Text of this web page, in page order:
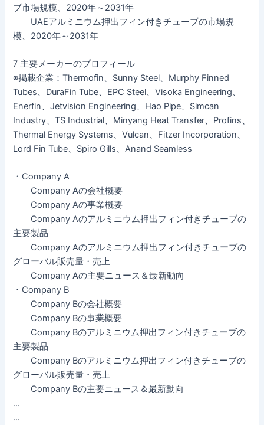
ブ市場規模、2020年～2031年
UAEアルミニウム押出フィン付きチューブの市場規
模、2020年～2031年
7 主要メーカーのプロフィール
※掲載企業：Thermofin、Sunny Steel、Murphy Finned
Tubes、DuraFin Tube、EPC Steel、Visoka Engineering、
Enerfin、Jetvision Engineering、Hao Pipe、Simcan
Industry、TS Industrial、Minyang Heat Transfer、Profins、
Thermal Energy Systems、Vulcan、Fitzer Incorporation、
Lord Fin Tube、Spiro Gills、Anand Seamless
・Company A
Company Aの会社概要
Company Aの事業概要
Company Aのアルミニウム押出フィン付きチューブの
主要製品
Company Aのアルミニウム押出フィン付きチューブの
グローバル販売量・売上
Company Aの主要ニュース＆最新動向
・Company B
Company Bの会社概要
Company Bの事業概要
Company Bのアルミニウム押出フィン付きチューブの
主要製品
Company Bのアルミニウム押出フィン付きチューブの
グローバル販売量・売上
Company Bの主要ニュース＆最新動向
…
…